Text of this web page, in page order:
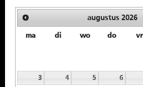
JEUGD
SPONSOREN
augustus 2026
ma di wo do vr
3 4 5 6